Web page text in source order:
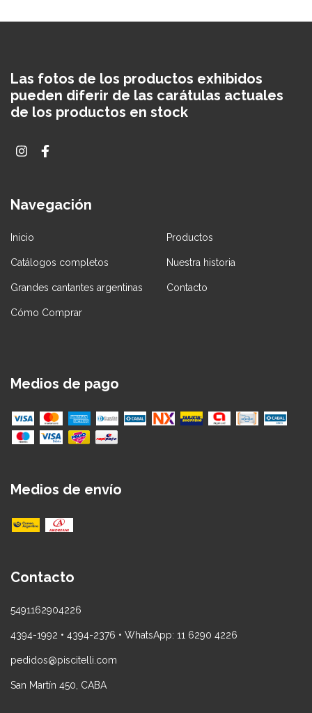
Las fotos de los productos exhibidos
pueden diferir de las carátulas actuales
de los productos en stock
Navegación
Inicio Productos
Catálogos completos Nuestra historia
Grandes cantantes argentinas Contacto
Cómo Comprar
Medios de pago
Medios de envío
Contacto
5491162904226
4394-1992 • 4394-2376 • WhatsApp: 11 6290 4226
pedidos@piscitelli.com
San Martín 450, CABA